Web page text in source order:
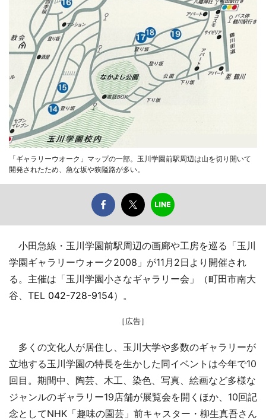
「ギャラリーウオーク」マップの一部。玉川学園前駅周辺は山を切り開いて
開発されたため、急な坂や狭隘路が多い。
小田急線・玉川学園前駅周辺の画廊や工房を巡る「玉川
学園ギャラリーウォーク2008」が11月2日より開催され
る。主催は「玉川学園小さなギャラリー会」（町田市南大
谷、TEL 042-728-9154）。
［広告］
多くの文化人が居住し、玉川大学や多数のギャラリーが
立地する玉川学園の特長を生かした同イベントは今年で10
回目。期間中、陶芸、木工、染色、写真、絵画など多様な
ジャンルのギャラリー19店舗が展覧会を開くほか、10回記
念としてNHK「趣味の園芸」前キャスター・柳生真吾さん